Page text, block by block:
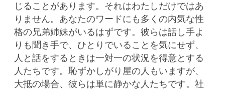
じることがあります。それはわたしだけではあ
りません。あなたのワードにも多くの内気な性
格の兄弟姉妹がいるはずです。彼らは話し手よ
りも聞き手で、ひとりでいることを気にせず、
人と話をするときは一対一の状況を得意とする
人たちです。恥ずかしがり屋の人もいますが、
大抵の場合、彼らは単に静かな人たちです。社